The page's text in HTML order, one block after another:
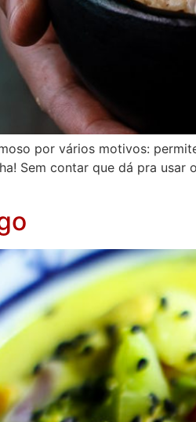
por vários motivos:
Sem contar que dá pra